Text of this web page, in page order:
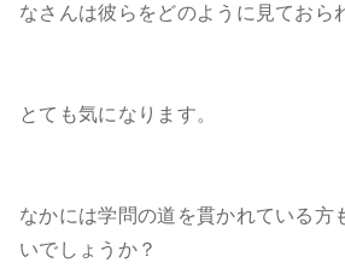
なさんは彼らをどのように見ておら
とても気になります。
なかには学問の道を貫かれている方
いでしょうか？